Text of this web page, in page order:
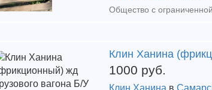
Клин Ханина
1000 руб.
Клин Ханина в